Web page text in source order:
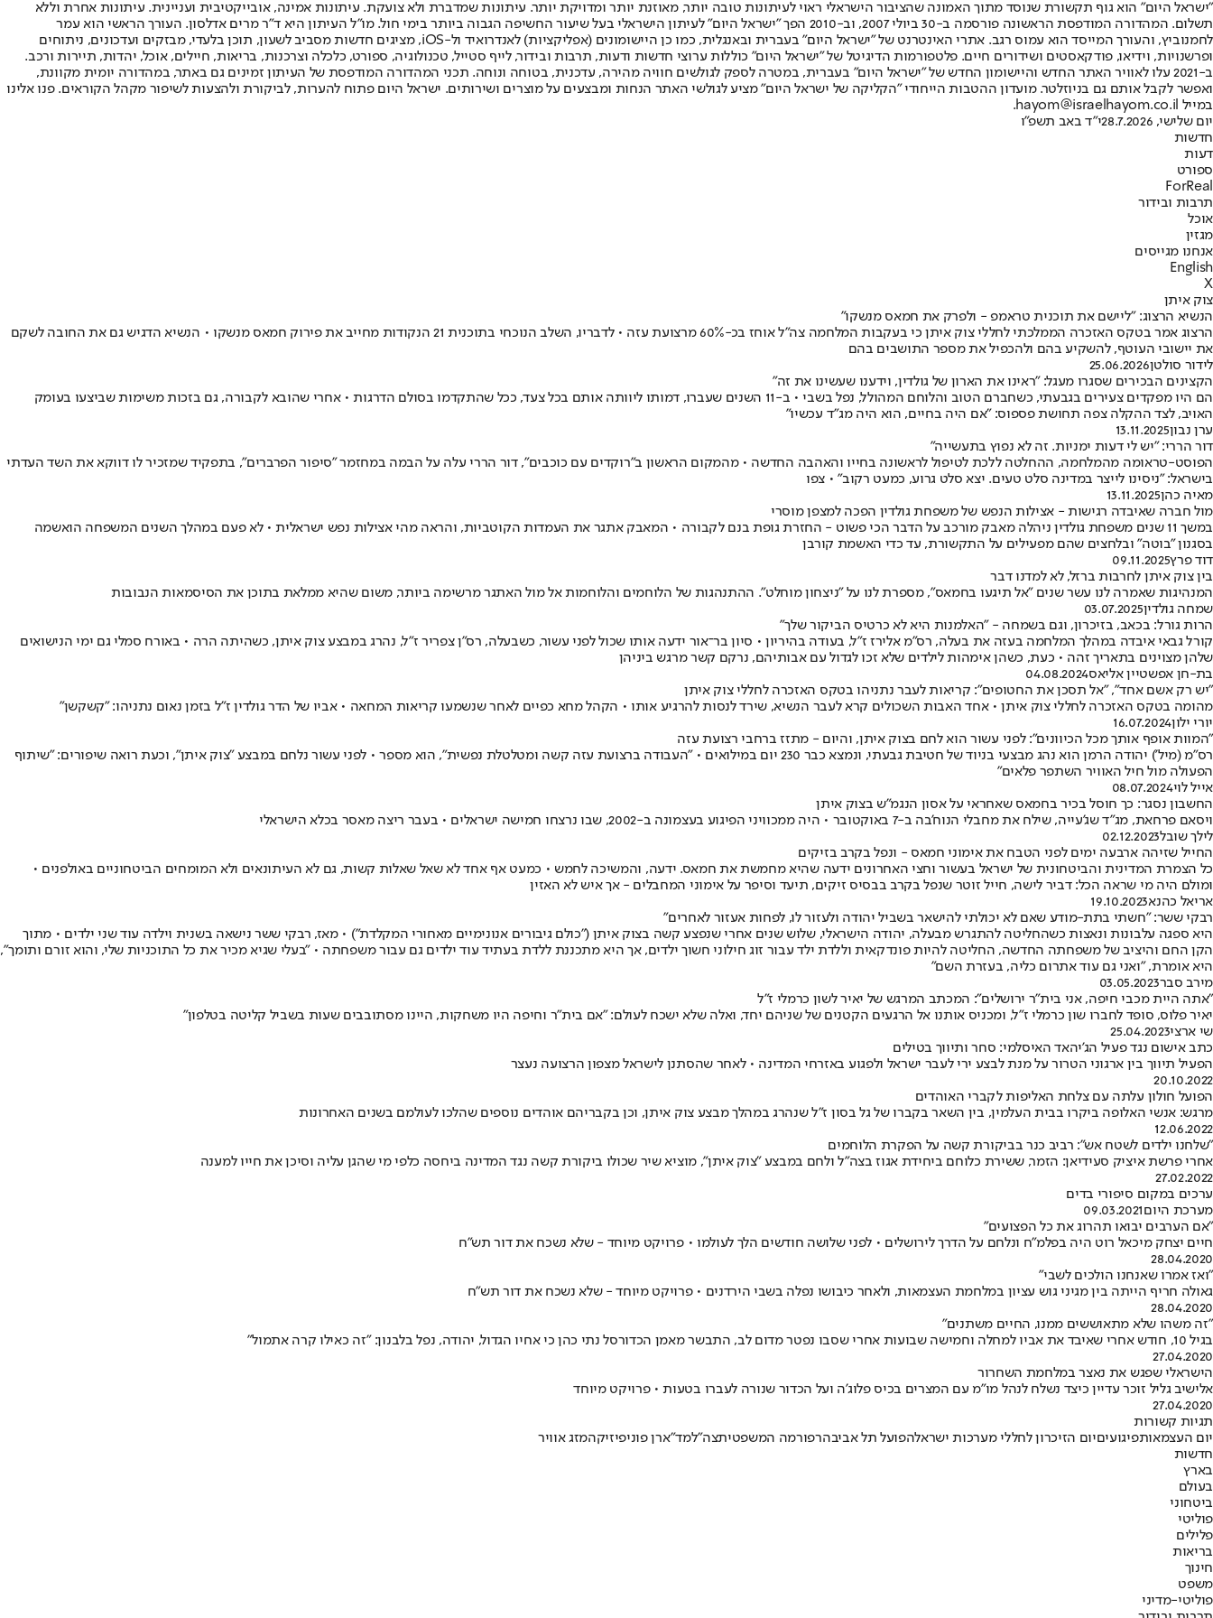
"ישראל היום" הוא גוף תקשורת שנוסד מתוך האמונה שהציבור הישראלי ראוי לעיתונות טובה יותר, מאוזנת יותר ומדויקת יותר. עיתונות שמדברת ולא צועקת. עיתונות אמינה, אובייקטיבית ועניינית. עיתונות אחרת וללא
תשלום. המהדורה המודפסת הראשונה פורסמה ב-30 ביולי 2007, וב-2010 הפך "ישראל היום" לעיתון הישראלי בעל שיעור החשיפה הגבוה ביותר בימי חול. מו"ל העיתון היא ד"ר מרים אדלסון. העורך הראשי הוא עמר
לחמנוביץ, והעורך המייסד הוא עמוס רגב. אתרי האינטרנט של "ישראל היום" בעברית ובאנגלית, כמו כן היישומונים (אפליקציות) לאנדרואיד ול-iOS, מציגים חדשות מסביב לשעון, תוכן בלעדי, מבזקים ועדכונים, ניתוחים
ופרשנויות, וידיאו, פודקאסטים ושידורים חיים. פלטפורמות הדיגיטל של "ישראל היום" כוללות ערוצי חדשות ודעות, תרבות ובידור, לייף סטייל, טכנולוגיה, ספורט, כלכלה וצרכנות, בריאות, חיילים, אוכל, יהדות, תיירות ורכב.
ב-2021 עלו לאוויר האתר החדש והיישומון החדש של "ישראל היום" בעברית, במטרה לספק לגולשים חוויה מהירה, עדכנית, בטוחה ונוחה. תכני המהדורה המודפסת של העיתון זמינים גם באתר, במהדורה יומית מקוונת,
ואפשר לקבל אותם גם בניוזלטר. מועדון ההטבות הייחודי "הקליקה של ישראל היום" מציע לגולשי האתר הנחות ומבצעים על מוצרים ושירותים. ישראל היום פתוח להערות, לביקורת ולהצעות לשיפור מקהל הקוראים. פנו אלינו
במייל hayom@israelhayom.co.il.
יום שלישי, 28.7.2026
י"ד באב תשפ"ו
חדשות
דעות
ספורט
ForReal
תרבות ובידור
אוכל
מגזין
אנחנו מגייסים
English
X
צוק איתן
הנשיא הרצוג: "ליישם את תוכנית טראמפ - ולפרק את חמאס מנשקו"
הרצוג אמר בטקס האזכרה הממלכתי לחללי צוק איתן כי בעקבות המלחמה צה"ל אוחז בכ-60% מרצועת עזה • לדבריו, השלב הנוכחי בתוכנית 21 הנקודות מחייב את פירוק חמאס מנשקו • הנשיא הדגיש גם את החובה לשקם
את יישובי העוטף, להשקיע בהם ולהכפיל את מספר התושבים בהם
לידור סולטן25.06.2026
הקצינים הבכירים שסגרו מעגל: "ראינו את הארון של גולדין, וידענו שעשינו את זה"
הם היו מפקדים צעירים בגבעתי, כשחברם הטוב והלוחם המהולל, נפל בשבי • ב-11 השנים שעברו, דמותו ליוותה אותם בכל צעד, ככל שהתקדמו בסולם הדרגות • אחרי שהובא לקבורה, גם בזכות משימות שביצעו בעומק
האויב, לצד ההקלה צפה תחושת פספוס: "אם היה בחיים, הוא היה מג"ד עכשיו"
ערן נבון13.11.2025
דור הררי: "יש לי דעות ימניות. זה לא נפוץ בתעשייה"
הפוסט-טראומה מהמלחמה, ההחלטה ללכת לטיפול לראשונה בחייו והאהבה החדשה • מהמקום הראשון ב"רוקדים עם כוכבים", דור הררי עלה על הבמה במחזמר "סיפור הפרברים", בתפקיד שמזכיר לו דווקא את השד העדתי
בישראל: "ניסינו לייצר במדינה סלט טעים. יצא סלט גרוע, כמעט רקוב" • צפו
מאיה כהן13.11.2025
מול חברה שאיבדה רגישות - אצילות הנפש של משפחת גולדין הפכה למצפן מוסרי
במשך 11 שנים משפחת גולדין ניהלה מאבק מורכב על הדבר הכי פשוט - החזרת גופת בנם לקבורה • המאבק אתגר את העמדות הקוטביות, והראה מהי אצילות נפש ישראלית • לא פעם במהלך השנים המשפחה הואשמה
בסגנון "בוטה" ובלחצים שהם מפעילים על התקשורת, עד כדי האשמת קורבן
דוד פרץ09.11.2025
בין צוק איתן לחרבות ברזל, לא למדנו דבר
המנהיגות שאמרה לנו עשר שנים "אל תיגעו בחמאס", מספרת לנו על "ניצחון מוחלט". ההתנהגות של הלוחמים והלוחמות אל מול האתגר מרשימה ביותר, משום שהיא ממלאת בתוכן את הסיסמאות הנבובות
שמחה גולדין03.07.2025
הרות גורל: בכאב, בזיכרון, וגם בשמחה - "האלמנות היא לא כרטיס הביקור שלך"
קורל גבאי איבדה במהלך המלחמה בעזה את בעלה, רס"מ אלירז ז"ל, בעודה בהיריון • סיון בר־אור ידעה אותו שכול לפני עשור, כשבעלה, רס"ן צפריר ז"ל, נהרג במבצע צוק איתן, כשהיתה הרה • באורח סמלי גם ימי הנישואים
שלהן מצוינים בתאריך זהה • כעת, כשהן אימהות לילדים שלא זכו לגדול עם אבותיהם, נרקם קשר מרגש ביניהן
בת-חן אפשטיין אליאס04.08.2024
"יש רק אשם אחד", "אל תסכן את החטופים": קריאות לעבר נתניהו בטקס האזכרה לחללי צוק איתן
מהומה בטקס האזכרה לחללי צוק איתן • אחד האבות השכולים קרא לעבר הנשיא, שירד לנסות להרגיע אותו • הקהל מחא כפיים לאחר שנשמעו קריאות המחאה • אביו של הדר גולדין ז"ל בזמן נאום נתניהו: "קשקשן"
יורי ילון16.07.2024
"המוות אופף אותך מכל הכיוונים": לפני עשור הוא לחם בצוק איתן, והיום - מתזז ברחבי רצועת עזה
רס"מ (מיל') יהודה הרמן הוא נהג מבצעי בניוד של חטיבת גבעתי, ונמצא כבר 230 יום במילואים • "העבודה ברצועת עזה קשה ומטלטלת נפשית", הוא מספר • לפני עשור נלחם במבצע "צוק איתן", וכעת רואה שיפורים: "שיתוף
הפעולה מול חיל האוויר השתפר פלאים"
אייל לוי08.07.2024
החשבון נסגר: כך חוסל בכיר בחמאס שאחראי על אסון הנגמ"ש בצוק איתן
ויסאם פרחאת, מג"ד שג'עייה, שילח את מחבלי הנוח'בה ב-7 באוקטובר • היה ממכוויני הפיגוע בעצמונה ב-2002, שבו נרצחו חמישה ישראלים • בעבר ריצה מאסר בכלא הישראלי
לילך שובל02.12.2023
החייל שזיהה ארבעה ימים לפני הטבח את אימוני חמאס - ונפל בקרב בזיקים
כל הצמרת המדינית והביטחונית של ישראל בעשור וחצי האחרונים ידעה שהיא מחמשת את חמאס. ידעה, והמשיכה לחמש • כמעט אף אחד לא שאל שאלות קשות, גם לא העיתונאים ולא המומחים הביטחוניים באולפנים •
ומולם היה מי שראה הכל: דביר לישה, חייל זוטר שנפל בקרב בבסיס זיקים, תיעד וסיפר על אימוני המחבלים - אך איש לא האזין
אריאל כהנא19.10.2023
רבקי ששר: "חשתי בתת-מודע שאם לא יכולתי להישאר בשביל יהודה ולעזור לו, לפחות אעזור לאחרים"
היא ספגה עלבונות ונאצות כשהחליטה להתגרש מבעלה, יהודה הישראלי, שלוש שנים אחרי שנפצע קשה בצוק איתן ("כולם גיבורים אנונימיים מאחורי המקלדת") • מאז, רבקי ששר נישאה בשנית וילדה עוד שני ילדים • מתוך
הקן החם והיציב של משפחתה החדשה, החליטה להיות פונדקאית וללדת ילד עבור זוג חילוני חשוך ילדים, אך היא מתכננת ללדת בעתיד עוד ילדים גם עבור משפחתה • "בעלי שגיא מכיר את כל התוכניות שלי, והוא זורם ותומך",
היא אומרת, "ואני גם עוד אתרום כליה, בעזרת השם"
מירב סבר03.05.2023
"אתה היית מכבי חיפה, אני בית"ר ירושלים": המכתב המרגש של יאיר לשון כרמלי ז"ל
יאיר פלוס, סופד לחברו שון כרמלי ז"ל, ומכניס אותנו אל הרגעים הקטנים של שניהם יחד, ואלה שלא ישכח לעולם: "אם בית"ר וחיפה היו משחקות, היינו מסתובבים שעות בשביל קליטה בטלפון"
שי ארצי25.04.2023
כתב אישום נגד פעיל הג'יהאד האיסלמי: סחר ותיווך בטילים
הפעיל תיווך בין ארגוני הטרור על מנת לבצע ירי לעבר ישראל ולפגוע באזרחי המדינה • לאחר שהסתנן לישראל מצפון הרצועה נעצר
20.10.2022
הפועל חולון עלתה עם צלחת האליפות לקברי האוהדים
מרגש: אנשי האלופה ביקרו בבית העלמין, בין השאר בקברו של גל בסון ז"ל שנהרג במהלך מבצע צוק איתן, וכן בקבריהם אוהדים נוספים שהלכו לעולמם בשנים האחרונות
12.06.2022
"שלחנו ילדים לשטח אש": רביב כנר בביקורת קשה על הפקרת הלוחמים
אחרי פרשת איציק סעידיאן: הזמר, ששירת כלוחם ביחידת אגוז בצה"ל ולחם במבצע "צוק איתן", מוציא שיר שכולו ביקורת קשה נגד המדינה ביחסה כלפי מי שהגן עליה וסיכן את חייו למענה
27.02.2022
ערכים במקום סיפורי בדים
מערכת היום09.03.2021
"אם הערבים יבואו תהרוג את כל הפצועים"
חיים יצחק מיכאל רוט היה בפלמ"ח ונלחם על הדרך לירושלים • לפני שלושה חודשים הלך לעולמו • פרויקט מיוחד - שלא נשכח את דור תש"ח
28.04.2020
"ואז אמרו שאנחנו הולכים לשבי"
גאולה חריף הייתה בין מגיני גוש עציון במלחמת העצמאות, ולאחר כיבושו נפלה בשבי הירדנים • פרויקט מיוחד - שלא נשכח את דור תש"ח
28.04.2020
"זה משהו שלא מתאוששים ממנו, החיים משתנים"
בגיל 10, חודש אחרי שאיבד את אביו למחלה וחמישה שבועות אחרי שסבו נפטר מדום לב, התבשר מאמן הכדורסל נתי כהן כי אחיו הגדול, יהודה, נפל בלבנון: "זה כאילו קרה אתמול"
27.04.2020
הישראלי שפגש את נאצר במלחמת השחרור
אלישיב גליל זוכר עדיין כיצד נשלח לנהל מו"מ עם המצרים בכיס פלוג'ה ועל הכדור שנורה לעברו בטעות • פרויקט מיוחד
27.04.2020
תגיות קשורות
יום העצמאותפיגועיםיום הזיכרון לחללי מערכות ישראלהפועל תל אביבהרפורמה המשפטיתצה"למד"ארן פוניפיזיקהמזג אוויר
חדשות
בארץ
בעולם
ביטחוני
פוליטי
פלילים
בריאות
חינוך
משפט
פוליטי-מדיני